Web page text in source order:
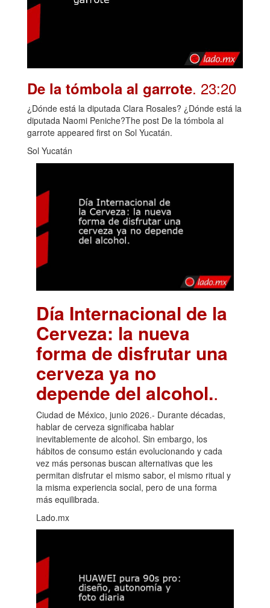
De la tómbola al garrote. 23:20
¿Dónde está la diputada Clara Rosales? ¿Dónde está la
diputada Naomi Peniche?The post De la tómbola al
garrote appeared first on Sol Yucatán.
Sol Yucatán
Día Internacional de la
Cerveza: la nueva
forma de disfrutar una
cerveza ya no
depende del alcohol..
Ciudad de México, junio 2026.- Durante décadas,
hablar de cerveza significaba hablar
inevitablemente de alcohol. Sin embargo, los
hábitos de consumo están evolucionando y cada
vez más personas buscan alternativas que les
permitan disfrutar el mismo sabor, el mismo ritual y
la misma experiencia social, pero de una forma
más equilibrada.
Lado.mx